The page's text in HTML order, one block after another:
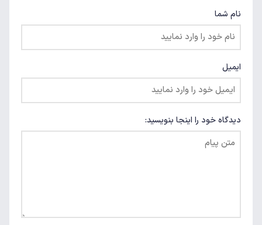
نام شما
ایمیل
دیدگاه خود را اینجا بنویسید: